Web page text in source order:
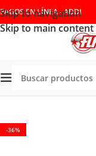
Skip to navigation
Skip to main content
PAGOS EN LÍNEA - ADDI
/
-36%